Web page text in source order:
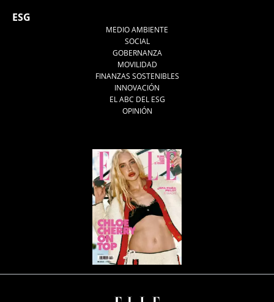
ESG
MEDIO AMBIENTE
SOCIAL
GOBERNANZA
MOVILIDAD
FINANZAS SOSTENIBLES
INNOVACIÓN
EL ABC DEL ESG
OPINIÓN